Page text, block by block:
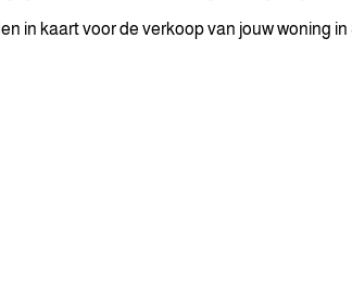
in kaart voor de verkoop van jouw woning in